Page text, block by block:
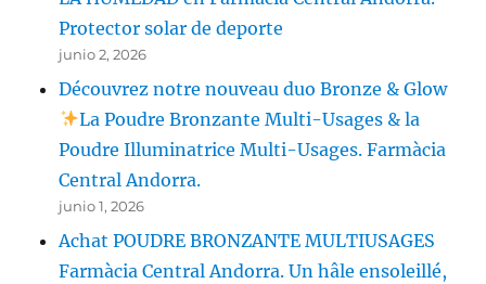
Protector solar de deporte
junio 2, 2026
Découvrez notre nouveau duo Bronze & Glow
La Poudre Bronzante Multi-Usages & la
Poudre Illuminatrice Multi-Usages. Farmàcia
Central Andorra.
junio 1, 2026
Achat POUDRE BRONZANTE MULTIUSAGES
Farmàcia Central Andorra. Un hâle ensoleillé,